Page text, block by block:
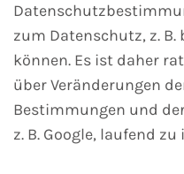
zum Datenschutz, z.
können. Es ist daher
über Veränderungen
Bestimmungen und
z. B. Google, laufend